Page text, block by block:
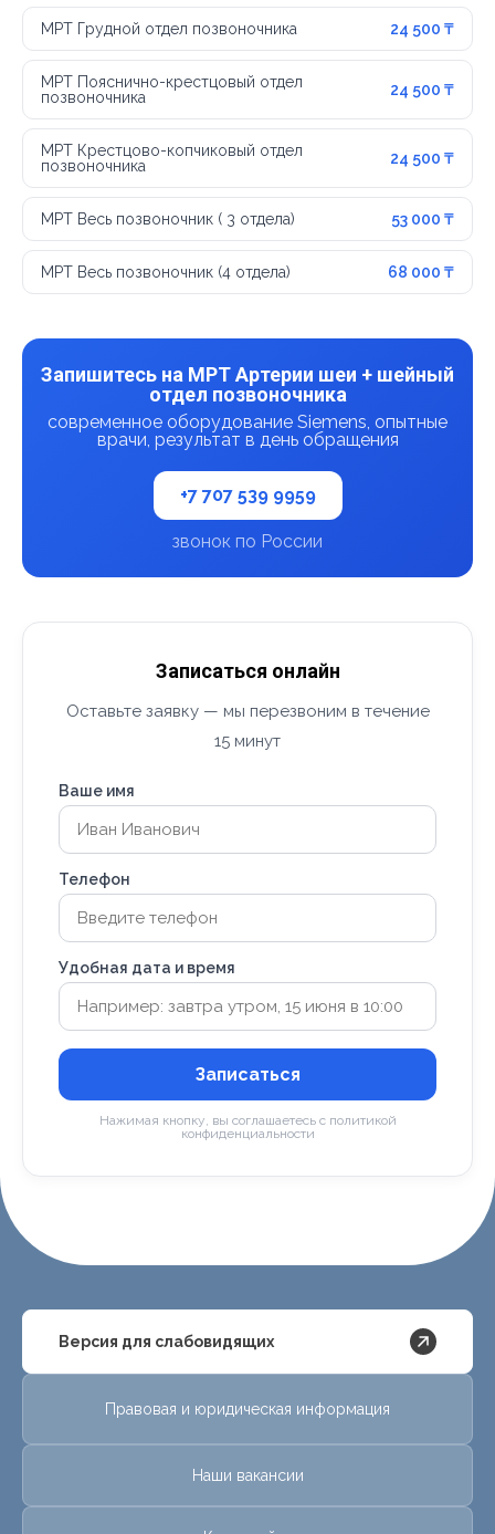
МРТ Грудной отдел позвоночника 24 500 ₸
МРТ Пояснично-крестцовый отдел
позвоночника
24 500 ₸
МРТ Крестцово-копчиковый отдел
позвоночника
24 500 ₸
МРТ Весь позвоночник ( 3 отдела) 53 000 ₸
МРТ Весь позвоночник (4 отдела) 68 000 ₸
Запишитесь на МРТ Артерии шеи + шейный
отдел позвоночника
современное оборудование Siemens, опытные
врачи, результат в день обращения
+7 707 539 9959
звонок по России
Записаться онлайн
Оставьте заявку — мы перезвоним в течение
15 минут
Ваше имя
Телефон
Удобная дата и время
Записаться
Нажимая кнопку, вы соглашаетесь с политикой
конфиденциальности
Версия для слабовидящих
Правовая и юридическая информация
Наши вакансии